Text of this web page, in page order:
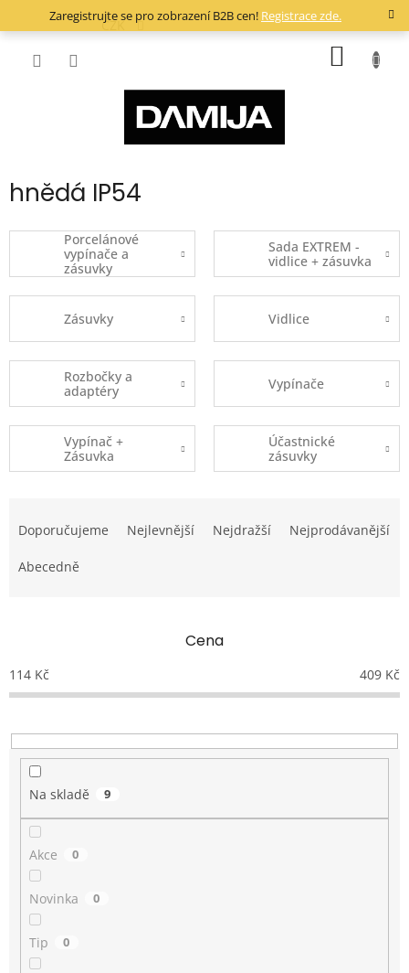
Zaregistrujte se pro zobrazení B2B cen! Registrace zde.
CZK
hnědá IP54
Porcelánové
vypínače a
zásuvky
Sada EXTREM -
vidlice + zásuvka
Zásuvky Vidlice
Rozbočky a
adaptéry
Vypínače
Vypínač +
Zásuvka
Účastnické
zásuvky
a
e
o
d
k
t
Doporučujeme Nejlevnější Nejdražší Nejprodávanější
Abecedně
Cena
114 Kč 409 Kč
Na skladě 9
Akce 0
Novinka 0
Tip 0